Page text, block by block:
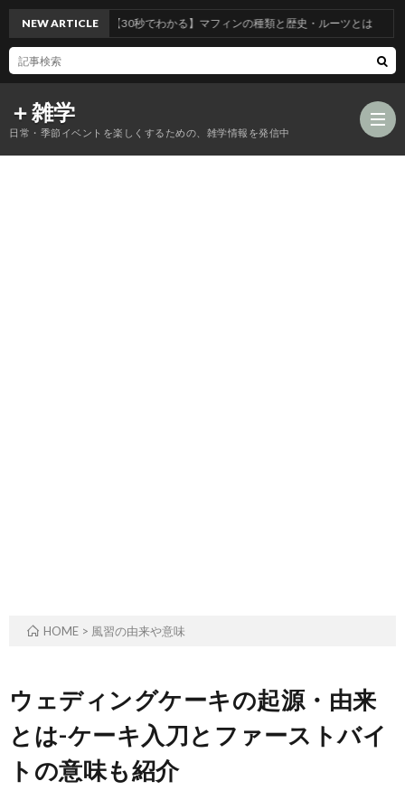
＋雑学
日常・季節イベントを楽しくするための、雑学情報を発信中
NEW ARTICLE
【30秒でわかる】マフィンの種類と歴史・ルーツとは
HOME > 風習の由来や意味
ウェディングケーキの起源・由来
とは-ケーキ入刀とファーストバイ
トの意味も紹介